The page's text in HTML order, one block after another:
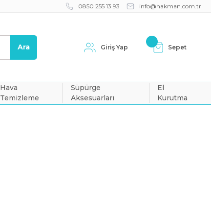
0850 255 13 93 info@hakman.com.tr
Ara Giriş Yap Sepet
Hava
Temizleme
Süpürge
Aksesuarları
El
Kurutma